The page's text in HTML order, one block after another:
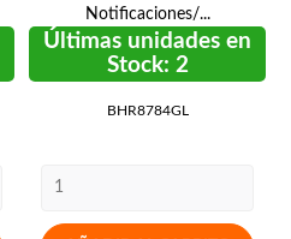
Notificaciones/...
Últimas unidades en
Stock: 2
BHR8784GL